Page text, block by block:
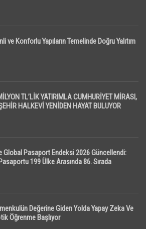
ve Konforlu Yapıların Temelinde Doğru Yalıtım
TL’LİK YATIRIMLA CUMHURİYET MİRASI,
HALKEVİ YENİDEN HAYAT BULUYOR
Global Pasaport Endeksi 2026 Güncellendi:
199 Ülke Arasında 86. Sırada
Değerine Giden Yolda Yapay Zeka Ve
Öğrenme Başlıyor